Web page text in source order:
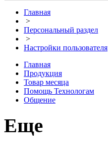
Главная
>
Персональный раздел
>
Настройки пользователя
Главная
Продукция
Товар месяца
Помощь Технологам
Общение
Еще